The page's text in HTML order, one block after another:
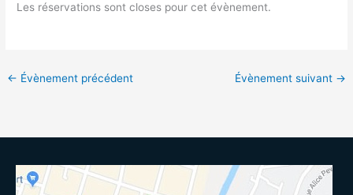
Les réservations sont closes pour cet évènement.
← Évènement précédent Évènement suivant →